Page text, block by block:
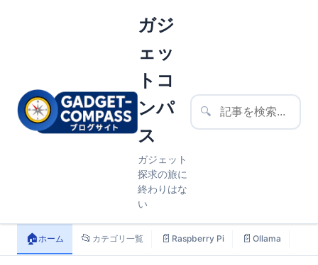
ガジ
ェッ
トコ
ンパ
ス
ガジェット
探求の旅に
終わりはな
い
🔍
🏠ホーム 📂 カテゴリ一覧 📄 Raspberry Pi 📄 Ollama